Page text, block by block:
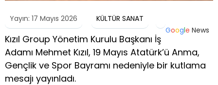
Yayın: 17 Mayıs 2026
KÜLTÜR SANAT
Google News
Kızıl Group Yönetim Kurulu Başkanı İş
Adamı Mehmet Kızıl, 19 Mayıs Atatürk’ü Anma,
Gençlik ve Spor Bayramı nedeniyle bir kutlama
mesajı yayınladı.